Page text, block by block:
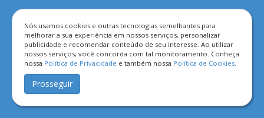
Nós usamos cookies e outras tecnologias semelhantes para
melhorar a sua experiência em nossos serviços, personalizar
publicidade e recomendar conteúdo de seu interesse. Ao utilizar
nossos serviços, você concorda com tal monitoramento. Conheça
nossa Política de Privacidade e também nossa Política de Cookies.
Prosseguir